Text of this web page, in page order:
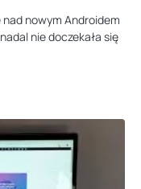
nowym Androidem
nie doczekała się